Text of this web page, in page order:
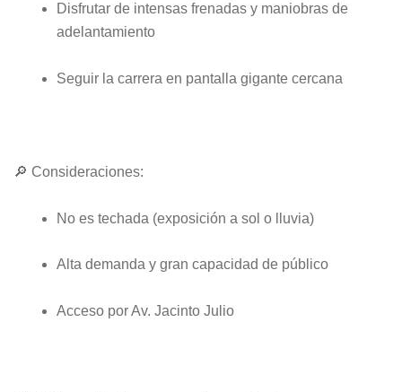
Disfrutar de intensas frenadas y maniobras de
adelantamiento
Seguir la carrera en pantalla gigante cercana
🔎 Consideraciones:
No es techada (exposición a sol o lluvia)
Alta demanda y gran capacidad de público
Acceso por Av. Jacinto Julio